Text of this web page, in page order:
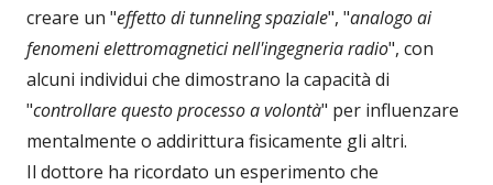
creare un "effetto di tunneling spaziale", "analogo ai
fenomeni elettromagnetici nell'ingegneria radio", con
alcuni individui che dimostrano la capacità di
"controllare questo processo a volontà" per influenzare
mentalmente o addirittura fisicamente gli altri.
Il dottore ha ricordato un esperimento che